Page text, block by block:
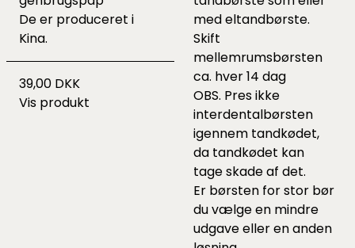
De er produceret i
Kina.
39,00 DKK
Vis produkt
med eltandbørste.
Skift
mellemrumsbørsten
ca. hver 14 dag
OBS. Pres ikke
interdentalbørsten
igennem tandkødet,
da tandkødet kan
tage skade af det.
Er børsten for stor bør
du vælge en mindre
udgave eller en anden